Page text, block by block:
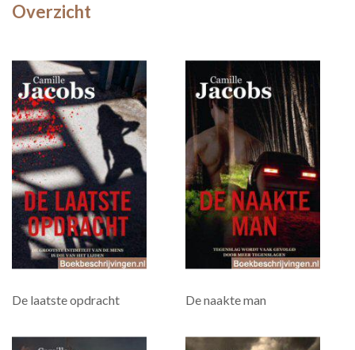
Overzicht
De laatste opdracht De naakte man